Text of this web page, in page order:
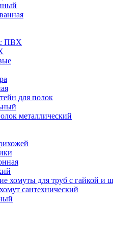
ПВХ
для полок
металлический
хомуты для труб с гайкой и
сантехнический